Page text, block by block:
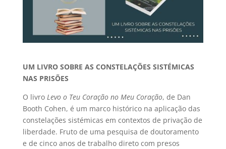
UM LIVRO SOBRE AS CONSTELAÇÕES SISTÉMICAS
NAS PRISÕES
O livro Levo o Teu Coração no Meu Coração, de Dan
Booth Cohen, é um marco histórico na aplicação das
constelações sistémicas em contextos de privação de
liberdade. Fruto de uma pesquisa de doutoramento
e de cinco anos de trabalho direto com presos